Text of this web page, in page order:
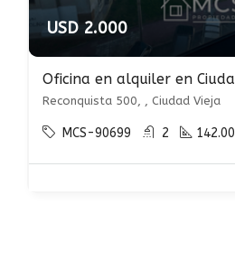
USD 2.000
Reconquista 500, , Ciudad Vieja
MCS-90699 2 142.00